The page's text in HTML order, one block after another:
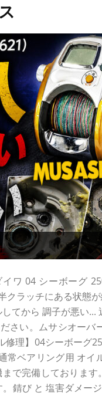
ワ 04 シーボーグ
クラッチにある状態
てから 調子が悪い...
さい。ムサシオーバ
理】04シーボーグ
常ベアリング用 オイ
で完備しておりま
錆び と 塩害ダメー